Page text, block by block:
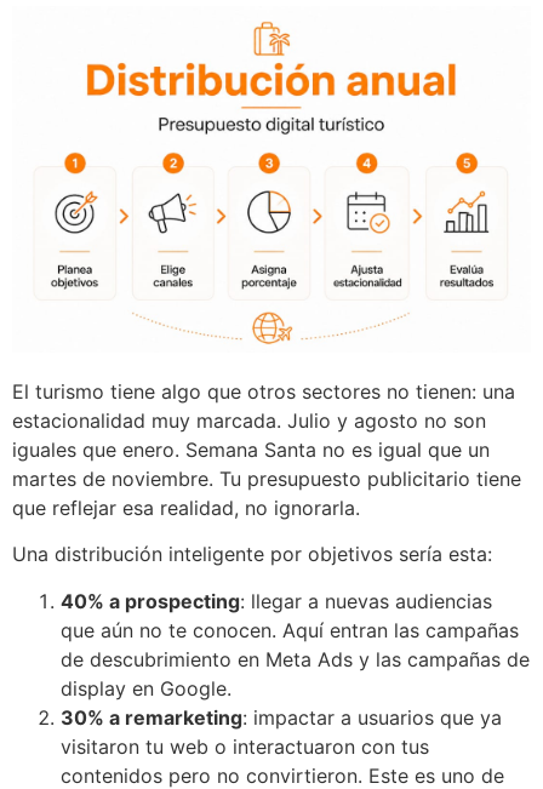
El turismo tiene algo que otros sectores no tienen: una
estacionalidad muy marcada. Julio y agosto no son
iguales que enero. Semana Santa no es igual que un
martes de noviembre. Tu presupuesto publicitario tiene
que reflejar esa realidad, no ignorarla.
Una distribución inteligente por objetivos sería esta:
40% a prospecting: llegar a nuevas audiencias
que aún no te conocen. Aquí entran las campañas
de descubrimiento en Meta Ads y las campañas de
display en Google.
30% a remarketing: impactar a usuarios que ya
visitaron tu web o interactuaron con tus
contenidos pero no convirtieron. Este es uno de